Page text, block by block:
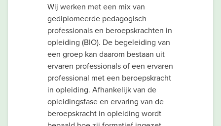
Wij werken met een mix van
gediplomeerde pedagogisch
professionals en beroepskrachten in
opleiding (BIO). De begeleiding van
een groep kan daarom bestaan uit
ervaren professionals of een ervaren
professional met een beroepskracht
in opleiding. Afhankelijk van de
opleidingsfase en ervaring van de
beroepskracht in opleiding wordt